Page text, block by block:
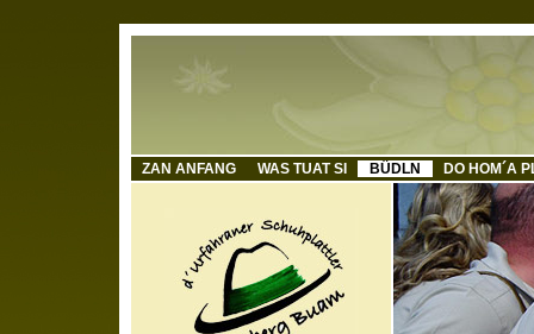
ZAN ANFANG WAS TUAT SI BÜDLN DO HOM´A